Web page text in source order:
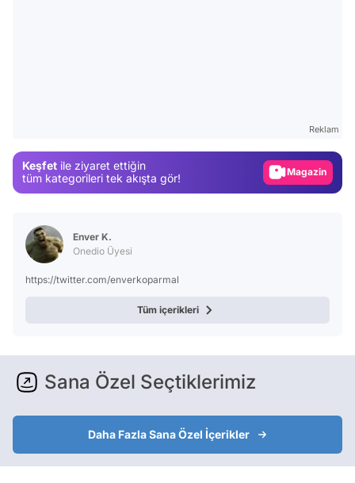
Reklam
Keşfet ile ziyaret ettiğin
tüm kategorileri tek akışta gör!
Magazin
Enver K.
Onedio Üyesi
https://twitter.com/enverkoparmal
Tüm içerikleri
Sana Özel Seçtiklerimiz
Daha Fazla Sana Özel İçerikler